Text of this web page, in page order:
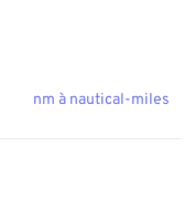
nm à nautical-miles